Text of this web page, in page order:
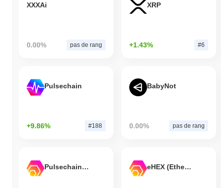
XXXAi
0.00% pas de rang
XRP
+1.43% #6
Pulsechain
+9.86% #188
BabyNot
0.00% pas de rang
Pulsechain Bridged HEX (Pulsechain) eHEX (Ethereum)